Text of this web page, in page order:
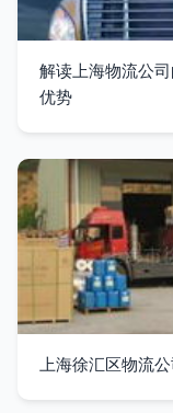
解读上海物流公
优势
上海徐汇区物流